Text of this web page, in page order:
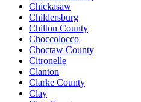
Chickasaw
Childersburg
Chilton County
Choccolocco
Choctaw County
Citronelle
Clanton
Clarke County
Clay